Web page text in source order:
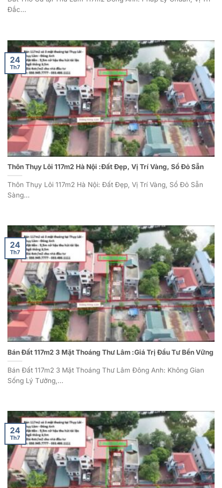
Đắc...
Thôn Thụy Lôi 117m2 Hà Nội :Đất Đẹp, Vị Trí Vàng, Sổ Đỏ Sẵn
Thôn Thụy Lôi 117m2 Hà Nội: Đất Đẹp, Vị Trí Vàng, Sổ Đỏ Sẵn
Sàng...
24
Th7
Bán Đất 117m2 3 Mặt Thoáng Thư Lâm :Giá Trị Đầu Tư Bền Vững
Bán Đất 117m2 3 Mặt Thoáng Thư Lâm Đông Anh: Không Gian
Sống Lý Tưởng,...
24
Th7
24
Th7